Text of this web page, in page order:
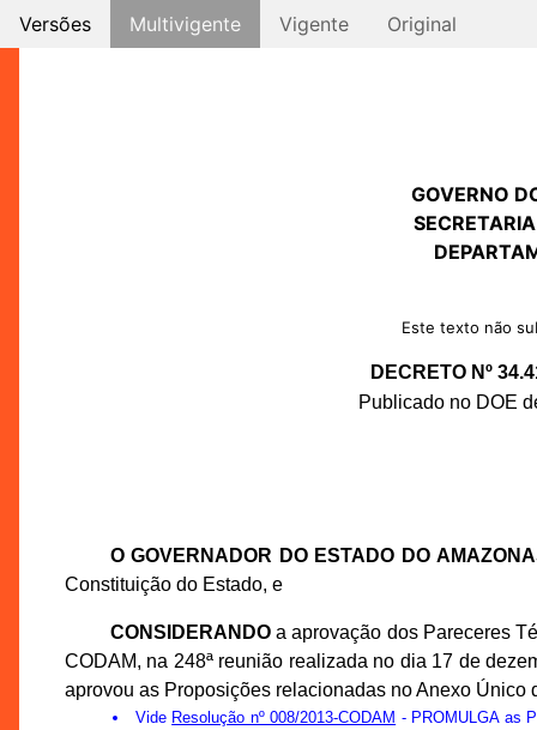
Versões Multivigente Vigente Original
GOVERNO
Este texto não
DECRETO Nº
Publicado no DOE
O GOVERNADOR DO ESTADO DO
Constituição do Estado, e
CONSIDERANDOa aprovação dos Pareceres
CODAM, na 248ª reunião realizada no dia 17 de
aprovou as Proposições relacionadas no Anexo Único
Vide Resolução nº 008/2013-CODAM - PROMULGA as